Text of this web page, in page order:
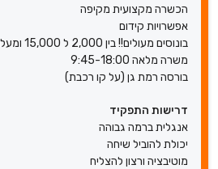
הכשרה מקצועית מקיפה
אפשרויות קידום
בונוסים מעולים!! בין 2,000 ל 15,000 ומעלה!
משרה מלאה 9:45-18:00
בורסה רמת גן (על קו רכבת)
דרישות התפקיד
אנגלית ברמה גבוהה
יכולת להוביל שיחה
מוטיבציה ורצון להצליח